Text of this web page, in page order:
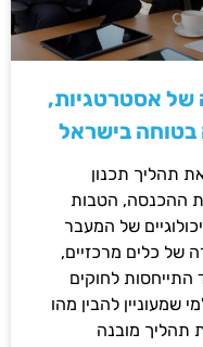
של אסטרטגיות,
בטוחה בישראל
תהליך תכנון
ההכנסה, הטבות
של המעבר
של כלים מרכזיים,
התייחסות לחוקים
שמעוניין להבין מהו
תהליך מובנה